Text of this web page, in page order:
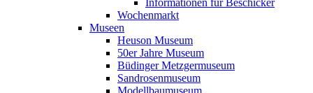
Informationen für Beschicker
Wochenmarkt
Museen
Heuson Museum
50er Jahre Museum
Büdinger Metzgermuseum
Sandrosenmuseum
Modellbaumuseum